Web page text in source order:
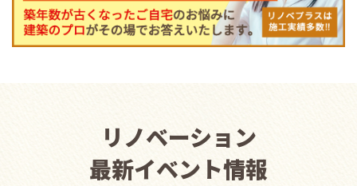
リノベーション
最新イベント情報